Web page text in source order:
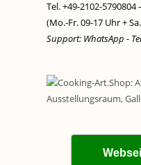
Tel. +49-2102-
(Mo.-Fr. 09-17 Uhr +
Support: WhatsApp -